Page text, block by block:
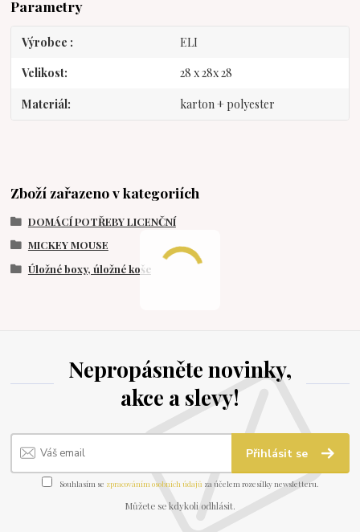
Parametry
Výrobce ELI
Velikost 28 x 28x 28
Materiál karton + polyester
Zboží zařazeno v kategoriích
DOMÁCÍ POTŘEBY LICENČNÍ
MICKEY MOUSE
Úložné boxy, úložné koše
Nepropásněte novinky,
akce a slevy!
Přihlásit se
Souhlasím se zpracováním osobních údajů za účelem rozesílky newsletteru.
Můžete se kdykoli odhlásit.